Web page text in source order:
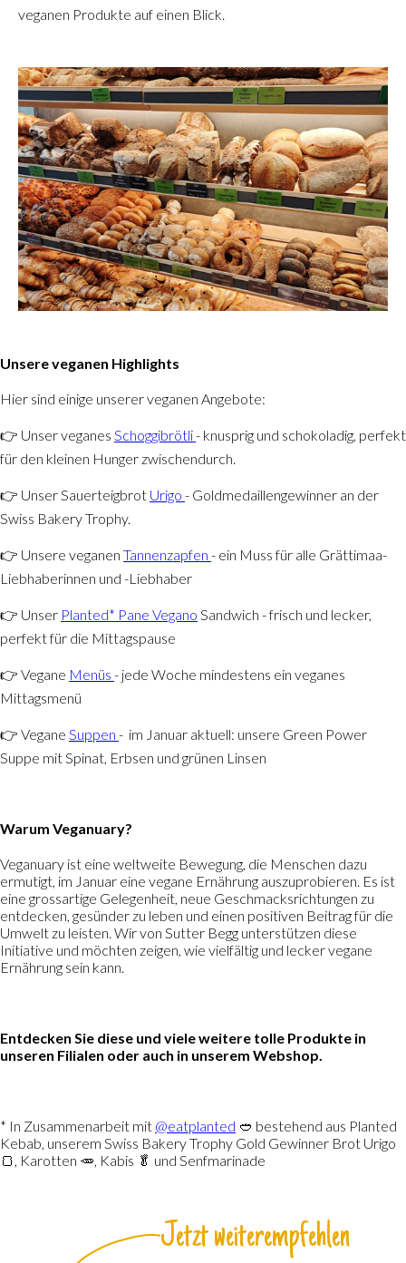
veganen Produkte auf einen Blick.
Unsere veganen Highlights
Hier sind einige unserer veganen Angebote:
👉 Unser veganes Schoggibrötli- knusprig und schokoladig, perfekt
für den kleinen Hunger zwischendurch.
👉 Unser Sauerteigbrot Urigo - Goldmedaillengewinner an der
Swiss Bakery Trophy.
👉 Unsere veganen Tannenzapfen - ein Muss für alle Grättimaa-
Liebhaberinnen und -Liebhaber
👉 Unser Planted* Pane Vegano Sandwich - frisch und lecker,
perfekt für die Mittagspause
👉 Vegane Menüs - jede Woche mindestens ein veganes
Mittagsmenü
👉 Vegane Suppen - im Januar aktuell: unsere Green Power
Suppe mit Spinat, Erbsen und grünen Linsen
Warum Veganuary?
Veganuary ist eine weltweite Bewegung, die Menschen dazu
ermutigt, im Januar eine vegane Ernährung auszuprobieren. Es ist
eine grossartige Gelegenheit, neue Geschmacksrichtungen zu
entdecken, gesünder zu leben und einen positiven Beitrag für die
Umwelt zu leisten. Wir von Sutter Begg unterstützen diese
Initiative und möchten zeigen, wie vielfältig und lecker vegane
Ernährung sein kann.
Entdecken Sie diese und viele weitere tolle Produkte in
unseren Filialen oder auch in unserem Webshop.
* In Zusammenarbeit mit @eatplanted 🥙 bestehend aus Planted
Kebab, unserem Swiss Bakery Trophy Gold Gewinner Brot Urigo
🍞, Karotten 🥕, Kabis 🥬 und Senfmarinade
Jetzt weiterempfehlen